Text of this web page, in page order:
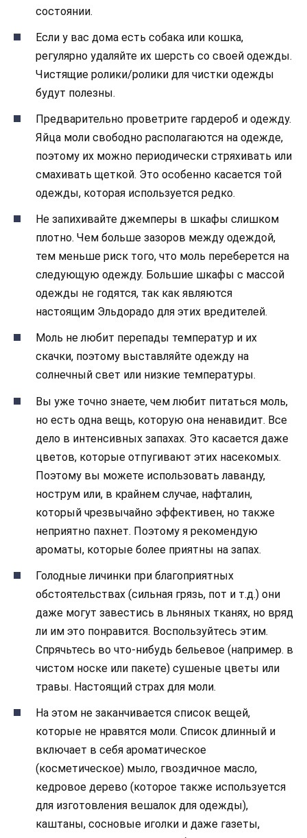
состоянии.
Если у вас дома есть собака или кошка,
регулярно удаляйте их шерсть со своей одежды.
Чистящие ролики/ролики для чистки одежды
будут полезны.
Предварительно проветрите гардероб и одежду.
Яйца моли свободно располагаются на одежде,
поэтому их можно периодически стряхивать или
смахивать щеткой. Это особенно касается той
одежды, которая используется редко.
Не запихивайте джемперы в шкафы слишком
плотно. Чем больше зазоров между одеждой,
тем меньше риск того, что моль переберется на
следующую одежду. Большие шкафы с массой
одежды не годятся, так как являются
настоящим Эльдорадо для этих вредителей.
Моль не любит перепады температур и их
скачки, поэтому выставляйте одежду на
солнечный свет или низкие температуры.
Вы уже точно знаете, чем любит питаться моль,
но есть одна вещь, которую она ненавидит. Все
дело в интенсивных запахах. Это касается даже
цветов, которые отпугивают этих насекомых.
Поэтому вы можете использовать лаванду,
нострум или, в крайнем случае, нафталин,
который чрезвычайно эффективен, но также
неприятно пахнет. Поэтому я рекомендую
ароматы, которые более приятны на запах.
Голодные личинки при благоприятных
обстоятельствах (сильная грязь, пот и т.д.) они
даже могут завестись в льняных тканях, но вряд
ли им это понравится. Воспользуйтесь этим.
Спрячьтесь во что-нибудь бельевое (например. в
чистом носке или пакете) сушеные цветы или
травы. Настоящий страх для моли.
На этом не заканчивается список вещей,
которые не нравятся моли. Список длинный и
включает в себя ароматическое
(косметическое) мыло, гвоздичное масло,
кедровое дерево (которое также используется
для изготовления вешалок для одежды),
каштаны, сосновые иголки и даже газеты,